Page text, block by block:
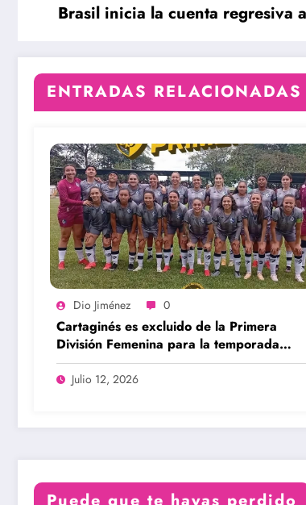
Brasil inicia la cuenta regresiva
ENTRADAS RELACIONADAS
Dio Jiménez 0
Cartaginés es excluido de la Primera
División Femenina para la temporada
2026-2027
Julio 12, 2026
Puede que te hayas perdido